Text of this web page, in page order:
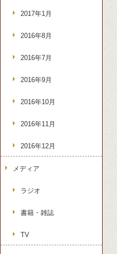
2017年1月
2016年8月
2016年7月
2016年9月
2016年10月
2016年11月
2016年12月
メディア
ラジオ
書籍・雑誌
TV